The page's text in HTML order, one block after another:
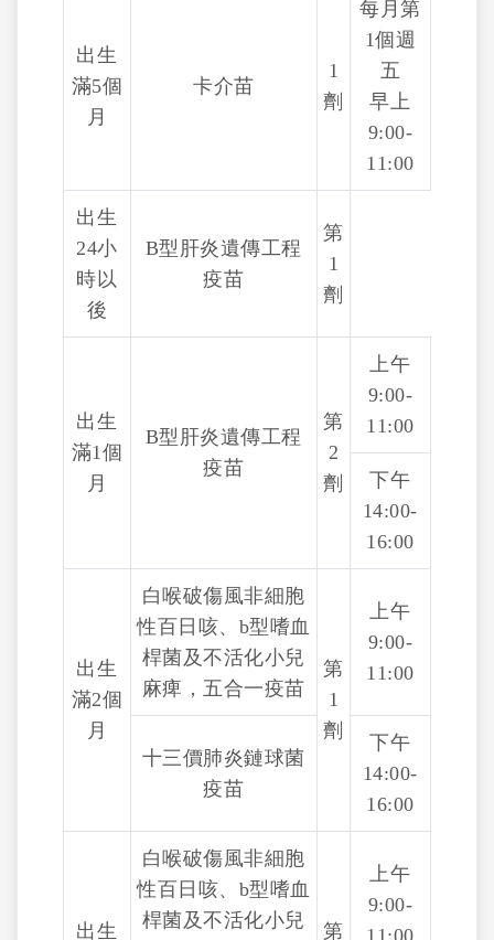
出生
滿5個
月
卡介苗
1
劑
每月第
1個週
五
早上
9:00-
11:00
出生
24小
時以
後
B型肝炎遺傳工程
疫苗
第
1
劑
出生
滿1個
月
B型肝炎遺傳工程
疫苗
第
2
劑
上午
9:00-
11:00
下午
14:00-
16:00
出生
滿2個
月
白喉破傷風非細胞
性百日咳、b型嗜血
桿菌及不活化小兒
麻痺，五合一疫苗
第
1
劑
上午
9:00-
11:00
十三價肺炎鏈球菌
疫苗
下午
14:00-
16:00
出生
白喉破傷風非細胞
性百日咳、b型嗜血
桿菌及不活化小兒
第
上午
9:00-
11:00